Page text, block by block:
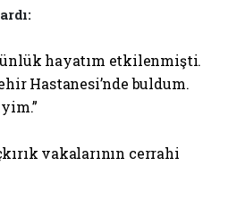
günlük hayatım etkilenmişti.
Hastanesi’nde buldum.
vakalarının cerrahi